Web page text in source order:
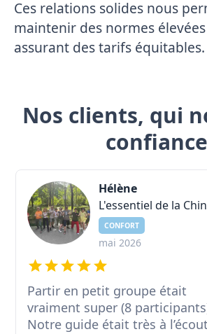
Ces relations solides nous
maintenir des normes
assurant des tarifs équitables.
Nos clients, qui
confiance
Hélène
L'essentiel de la
CONFORT
mai 2026
Partir en petit groupe était
vraiment super (8
Notre guide était très à